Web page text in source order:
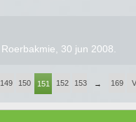
Roerbakmie 30 jun 2008
149 150 151 152 153 → 169